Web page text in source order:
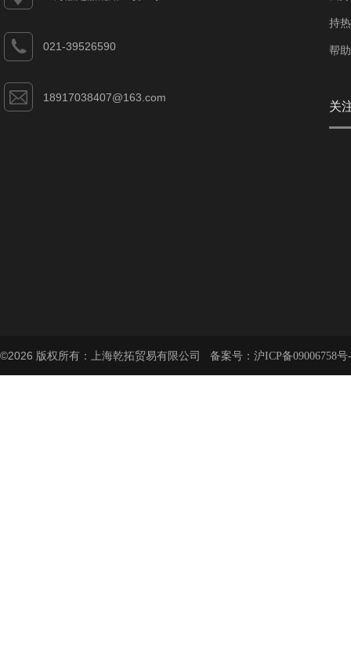
021-39526590
18917038407@163.com
持
帮
关
©2026 版权所有：上海乾拓贸易有限公司 备案号： 沪ICP备09006758号